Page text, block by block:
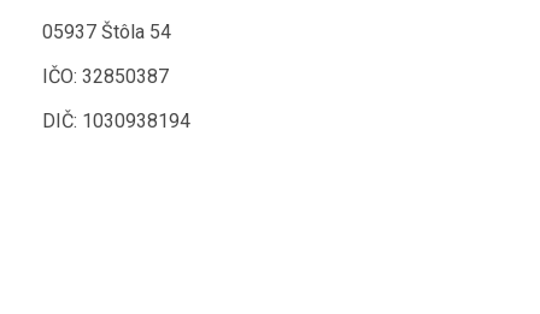
05937 Štôla 54
IČO: 32850387
DIČ: 1030938194